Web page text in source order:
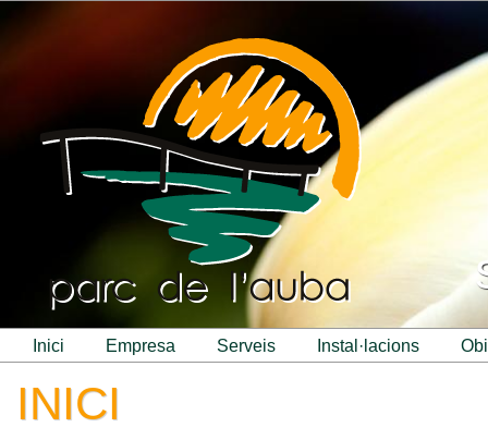
inici empresa serveis instal·lacions
INICI